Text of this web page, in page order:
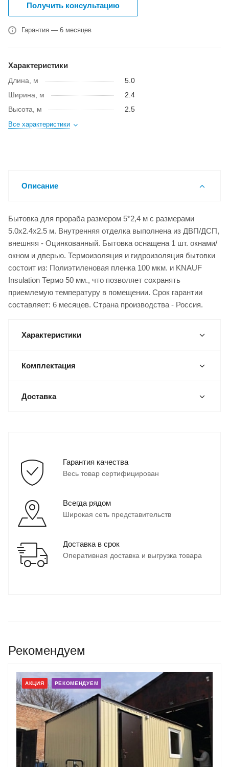
Получить консультацию
Гарантия — 6 месяцев
Характеристики
Длина, м
5.0
Ширина, м
2.4
Высота, м
2.5
Все характеристики
Описание
Бытовка для прораба размером 5*2,4 м с размерами
5.0x2.4x2.5 м. Внутренняя отделка выполнена из ДВП/ДСП,
внешняя - Оцинкованный. Бытовка оснащена 1 шт. окнами/
окном и дверью. Термоизоляция и гидроизоляция бытовки
состоит из: Полиэтиленовая пленка 100 мкм. и KNAUF
Insulation Термо 50 мм., что позволяет сохранять
приемлемую температуру в помещении. Срок гарантии
составляет: 6 месяцев. Страна производства - Россия.
Характеристики
Комплектация
Доставка
Гарантия качества
Весь товар сертифицирован
Всегда рядом
Широкая сеть представительств
Доставка в срок
Оперативная доставка и выгрузка товара
Рекомендуем
АКЦИЯ РЕКОМЕНДУЕМ